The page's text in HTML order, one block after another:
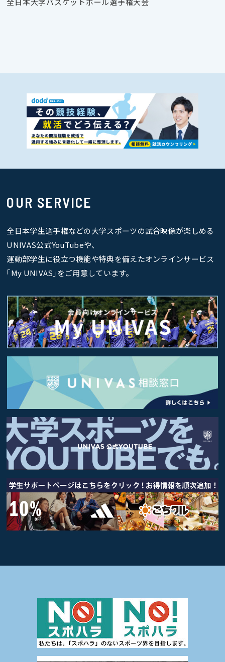
OUR SERVICE
全日本学生選手権などの大学スポーツの試合映像が楽しめる
UNIVAS公式YouTubeや、
運動部学生に役立つ機能や特典を備えたオンラインサービス
｢My UNIVAS｣をご用意しています。